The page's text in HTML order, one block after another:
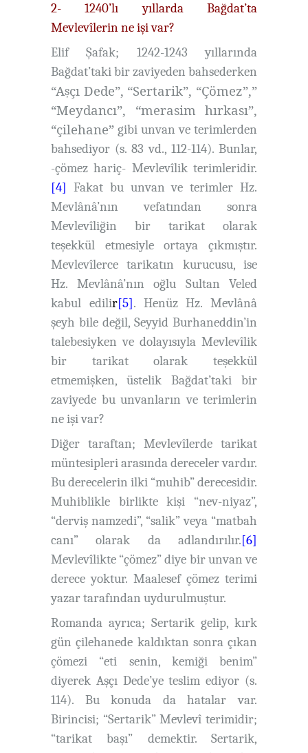
2- 1240’lı yıllarda Bağdat’ta
Mevlevîlerin ne işi var?
Elif Şafak; 1242-1243 yıllarında
Bağdat’taki bir zaviyeden bahsederken
“Aşçı Dede”, “Sertarik”, “Çömez”,”
“Meydancı”, “merasim hırkası”,
“çilehane” gibi unvan ve terimlerden
bahsediyor (s. 83 vd., 112-114). Bunlar,
-çömez hariç- Mevlevîlik terimleridir.
[4] Fakat bu unvan ve terimler Hz.
Mevlânâ’nın vefatından sonra
Mevlevîliğin bir tarikat olarak
teşekkül etmesiyle ortaya çıkmıştır.
Mevlevîlerce tarikatın kurucusu, ise
Hz. Mevlânâ’nın oğlu Sultan Veled
kabul edilir[5]. Henüz Hz. Mevlânâ
şeyh bile değil, Seyyid Burhaneddin’in
talebesiyken ve dolayısıyla Mevlevîlik
bir tarikat olarak teşekkül
etmemişken, üstelik Bağdat’taki bir
zaviyede bu unvanların ve terimlerin
ne işi var?
Diğer taraftan; Mevlevîlerde tarikat
müntesipleri arasında dereceler vardır.
Bu derecelerin ilki “muhib” derecesidir.
Muhiblikle birlikte kişi “nev-niyaz”,
“derviş namzedi”, “salik” veya “matbah
canı” olarak da adlandırılır.[6]
Mevlevîlikte “çömez” diye bir unvan ve
derece yoktur. Maalesef çömez terimi
yazar tarafından uydurulmuştur.
Romanda ayrıca; Sertarik gelip, kırk
gün çilehanede kaldıktan sonra çıkan
çömezi “eti senin, kemiği benim”
diyerek Aşçı Dede’ye teslim ediyor (s.
114). Bu konuda da hatalar var.
Birincisi; “Sertarik” Mevlevî terimidir;
“tarikat başı” demektir. Sertarik,